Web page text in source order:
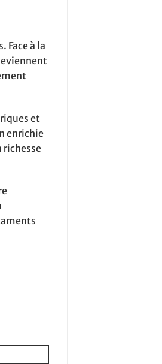
à la
et
enrichie
richesse